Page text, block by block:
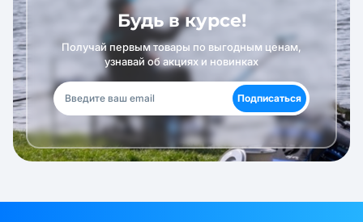
Будь в курсе!
Получай первым товары по выгодным ценам,
узнавай об акциях и новинках
Подписаться